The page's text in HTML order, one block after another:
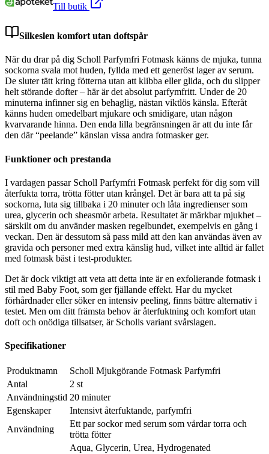
Till butik
Silkeslen komfort utan doftspår
När du drar på dig Scholl Parfymfri Fotmask känns de mjuka, tunna
sockorna svala mot huden, fyllda med ett generöst lager av serum.
De sluter tätt kring fötterna utan att klibba eller glida, och du slipper
helt störande dofter – här är det absolut parfymfritt. Under de 20
minuterna infinner sig en behaglig, nästan viktlös känsla. Efteråt
känns huden omedelbart mjukare och smidigare, utan någon
kvarvarande hinna. Den enda lilla begränsningen är att du inte får
den där “peelande” känslan vissa andra fotmasker ger.
Funktioner och prestanda
I vardagen passar Scholl Parfymfri Fotmask perfekt för dig som vill
återfukta torra, trötta fötter utan krångel. Det är bara att ta på sig
sockorna, luta sig tillbaka i 20 minuter och låta ingredienser som
urea, glycerin och sheasmör arbeta. Resultatet är märkbar mjukhet –
särskilt om du använder masken regelbundet, exempelvis en gång i
veckan. Den är dessutom så pass mild att den kan användas även av
gravida och personer med extra känslig hud, vilket inte alltid är fallet
med fotmask bäst i test-produkter.
Det är dock viktigt att veta att detta inte är en exfolierande fotmask i
stil med Baby Foot, som ger fjällande effekt. Har du mycket
förhårdnader eller söker en intensiv peeling, finns bättre alternativ i
testet. Men om ditt främsta behov är återfuktning och komfort utan
doft och onödiga tillsatser, är Scholls variant svårslagen.
Specifikationer
Produktnamn
Scholl Mjukgörande Fotmask Parfymfri
Antal
2 st
Användningstid 20 minuter
Egenskaper
Intensivt återfuktande, parfymfri
Användning
Ett par sockor med serum som vårdar torra och
trötta fötter
Aqua, Glycerin, Urea, Hydrogenated